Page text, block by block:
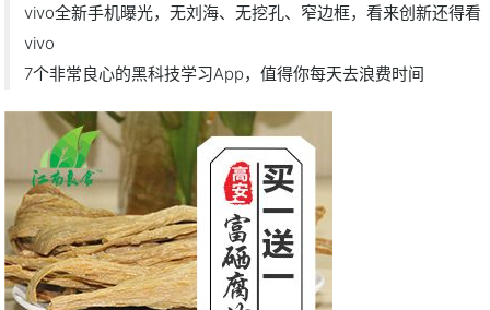
vivo全新手机曝光，无刘海、无挖孔、窄边框，看来创新还得看
vivo
7个非常良心的黑科技学习App，值得你每天去浪费时间